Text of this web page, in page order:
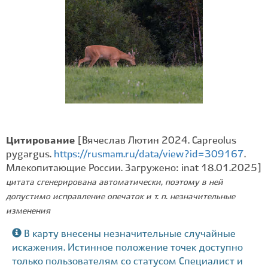
Цитирование
[Вячеслав Лютин 2024. Capreolus
pygargus. https://rusmam.ru/data/view?id=309167.
Млекопитающие России. Загружено: inat 18.01.2025]
цитата сгенерирована автоматически, поэтому в ней
допустимо исправление опечаток и т. п. незначительные
изменения
В карту внесены незначительные случайные
искажения. Истинное положение точек доступно
только пользователям со статусом Специалист и